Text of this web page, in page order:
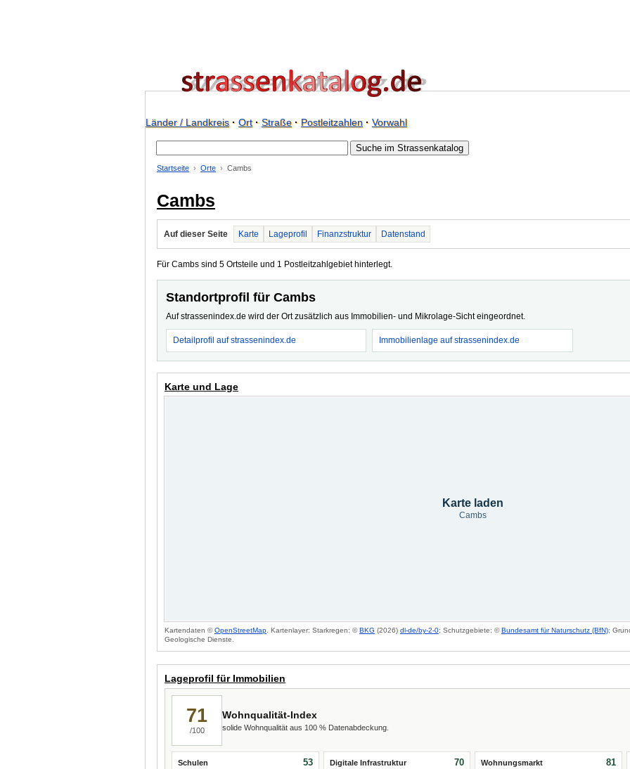
Länder / Landkreis· Ort· Straße· Postleitzahlen· Vorwahl
Startseite Orte Cambs
Cambs
Auf dieser Seite Karte Lageprofil Finanzstruktur Datenstand
Für Cambs sind 5 Ortsteile und 1 Postleitzahlgebiet hinterlegt.
Standortprofil für Cambs
Auf strassenindex.de wird der Ort zusätzlich aus Immobilien- und Mikrolage-Sicht eingeordnet.
Detailprofil auf strassenindex.de Immobilienlage auf strassenindex.de
Karte und Lage
Karte laden
Cambs
Kartendaten ©OpenStreetMap . Kartenlayer: Starkregen: ©BKG (2026) dl-de/by-2-0; Schutzgebiete: ©Bundesamt für Naturschutz (BfN);
Geologische Dienste.
Lageprofil für Immobilien
71
/100
Wohnqualität-Index
solide Wohnqualität aus 100 % Datenabdeckung.
Schulen 53 Digitale Infrastruktur 70 Wohnungsmarkt 81